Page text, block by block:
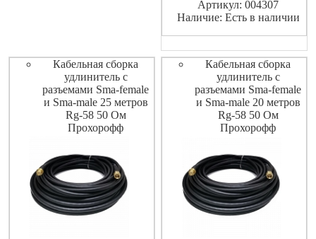
Артикул: 004307
Наличие: Есть в наличии
Кабельная сборка
удлинитель с
разъемами Sma-female
и Sma-male 25 метров
Rg-58 50 Ом
Прохорофф
Кабельная сборка
удлинитель с
разъемами Sma-female
и Sma-male 20 метров
Rg-58 50 Ом
Прохорофф